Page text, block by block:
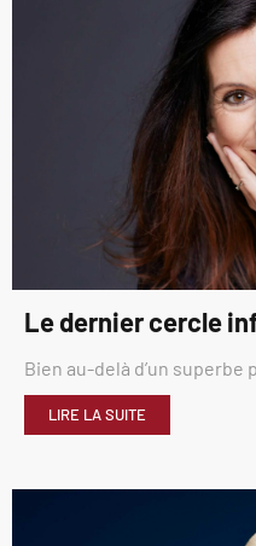
Le dernier cercle
Bien au-delà d’un superbe
LIRE LA SUITE